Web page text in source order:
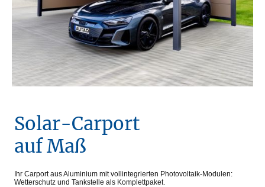
Solar-Carport
auf Maß
Ihr Carport aus Aluminium mit vollintegrierten Photovoltaik-Modulen:
Wetterschutz und Tankstelle als Komplettpaket.